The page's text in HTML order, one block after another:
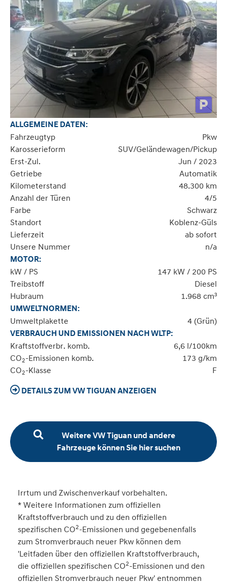
ALLGEMEINE DATEN:
Fahrzeugtyp
Pkw
Karosserieform
SUV/Geländewagen/Pickup
Erst-Zul.
Jun / 2023
Getriebe
Automatik
Kilometerstand
48.300 km
Anzahl der Türen
4/5
Farbe
Schwarz
Standort
Koblenz-Güls
Lieferzeit
ab sofort
Unsere Nummer
n/a
MOTOR:
kW / PS
147 kW / 200 PS
Treibstoff
Diesel
Hubraum
1.968 cm³
UMWELTNORMEN:
Umweltplakette
4 (Grün)
VERBRAUCH UND EMISSIONEN NACH WLTP:
Kraftstoffverbr. komb.
6,6 l/100km
CO2-Emissionen komb.
173 g/km
CO2-Klasse F
DETAILS ZUM VW TIGUAN ANZEIGEN
Weitere VW Tiguan und andere
Fahrzeuge können Sie hier suchen
Irrtum und Zwischenverkauf vorbehalten.
* Weitere Informationen zum offiziellen
Kraftstoffverbrauch und zu den offiziellen
spezifischen CO2-Emissionen und gegebenenfalls
zum Stromverbrauch neuer Pkw können dem
'Leitfaden über den offiziellen Kraftstoffverbrauch,
die offiziellen spezifischen CO2-Emissionen und den
offiziellen Stromverbrauch neuer Pkw' entnommen